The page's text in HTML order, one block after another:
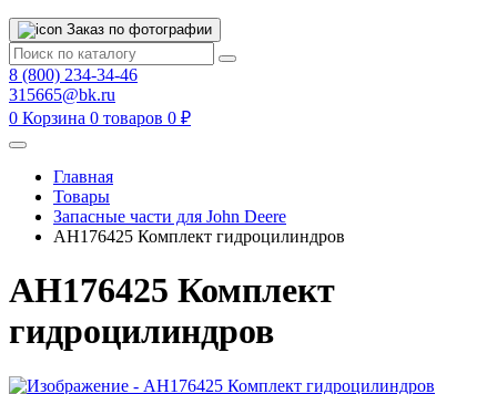
Заказ по фотографии
8 (800) 234-34-46
315665@bk.ru
0 Корзина 0 товаров 0 ₽
Главная
Товары
Запасные части для John Deere
AH176425 Комплект гидроцилиндров
AH176425 Комплект
гидроцилиндров